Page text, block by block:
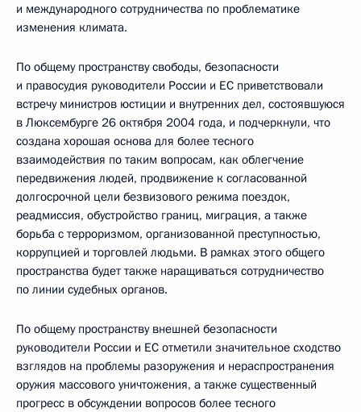
и международного сотрудничества по проблематике
изменения климата.
По общему пространству свободы, безопасности
и правосудия руководители России и ЕС приветствовали
встречу министров юстиции и внутренних дел, состоявшуюся
в Люксембурге 26 октября 2004 года, и подчеркнули, что
создана хорошая основа для более тесного
взаимодействия по таким вопросам, как облегчение
передвижения людей, продвижение к согласованной
долгосрочной цели безвизового режима поездок,
реадмиссия, обустройство границ, миграция, а также
борьба с терроризмом, организованной преступностью,
коррупцией и торговлей людьми. В рамках этого общего
пространства будет также наращиваться сотрудничество
по линии судебных органов.
По общему пространству внешней безопасности
руководители России и ЕС отметили значительное сходство
взглядов на проблемы разоружения и нераспространения
оружия массового уничтожения, а также существенный
прогресс в обсуждении вопросов более тесного